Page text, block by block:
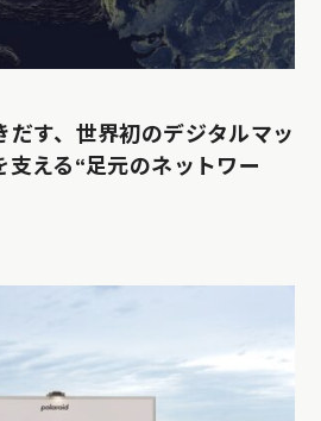
だす、世界初のデジタルマッ
支える“足元のネットワー